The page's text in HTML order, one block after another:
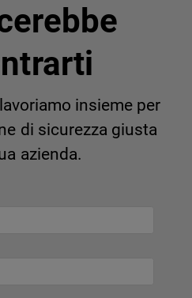
insieme per
di sicurezza giusta
azienda.